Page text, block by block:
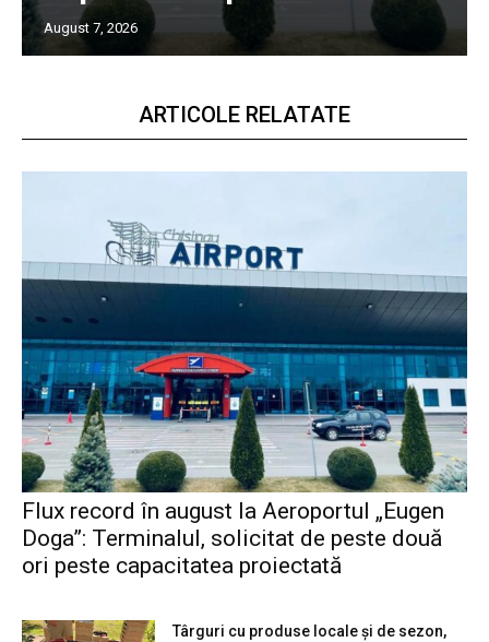
August 7, 2026
ARTICOLE RELATATE
Flux record în august la Aeroportul „Eugen
Doga”: Terminalul, solicitat de peste două
ori peste capacitatea proiectată
Târguri cu produse locale și de sezon,